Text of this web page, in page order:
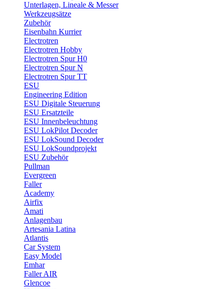
Unterlagen, Lineale & Messer
Werkzeugsätze
Zubehör
Eisenbahn Kurrier
Electrotren
Electrotren Hobby
Electrotren Spur H0
Electrotren Spur N
Electrotren Spur TT
ESU
Engineering Edition
ESU Digitale Steuerung
ESU Ersatzteile
ESU Innenbeleuchtung
ESU LokPilot Decoder
ESU LokSound Decoder
ESU LokSoundprojekt
ESU Zubehör
Pullman
Evergreen
Faller
Academy
Airfix
Amati
Anlagenbau
Artesania Latina
Atlantis
Car System
Easy Model
Emhar
Faller AIR
Glencoe